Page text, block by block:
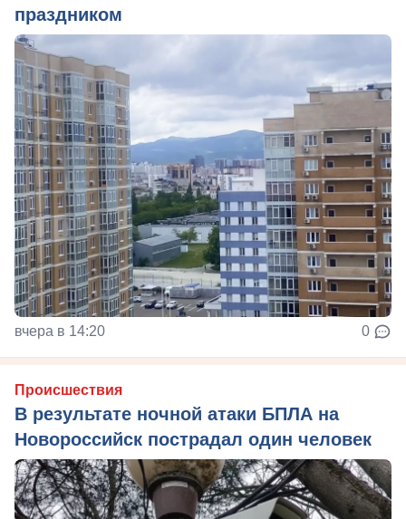
праздником
вчера в 14:20 0
Происшествия
В результате ночной атаки БПЛА на
Новороссийск пострадал один человек